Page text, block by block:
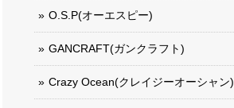
O.S.P(オーエスピー)
GANCRAFT(ガンクラフト)
Crazy Ocean(クレイジーオーシャン)